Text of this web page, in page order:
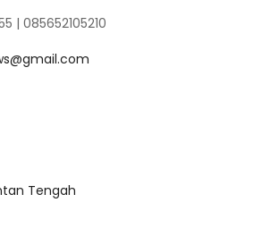
| 085652105210
Tengah